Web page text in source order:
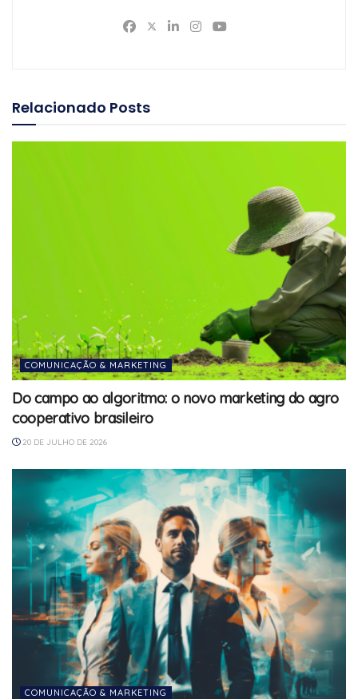
Relacionado Posts
COMUNICAÇÃO & MARKETING
Do campo ao algoritmo: o novo marketing do agro
cooperativo brasileiro
20 DE JULHO DE 2026
COMUNICAÇÃO & MARKETING